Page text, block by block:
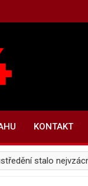
KONTAKT
stalo